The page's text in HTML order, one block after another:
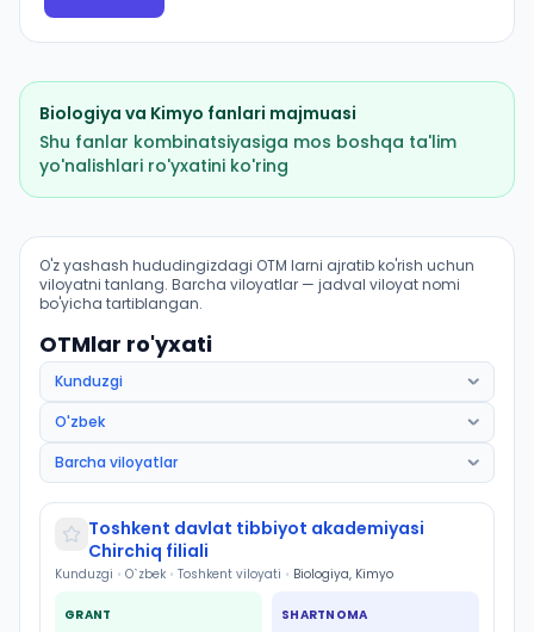
Biologiya va Kimyo fanlari majmuasi
Shu fanlar kombinatsiyasiga mos boshqa ta'lim
yo'nalishlari ro'yxatini ko'ring
Pediatriya ishi (Chinoz tumani): OTM lar bo'yicha
O'z yashash hududingizdagi OTM larni ajratib ko'rish uchun
viloyatni tanlang. Barcha viloyatlar — jadval viloyat nomi
bo'yicha tartiblangan.
OTMlar ro'yxati
Toshkent davlat tibbiyot akademiyasi
Chirchiq filiali
Kunduzgi • O`zbek • Toshkent viloyati • Biologiya, Kimyo
GRANT SHARTNOMA